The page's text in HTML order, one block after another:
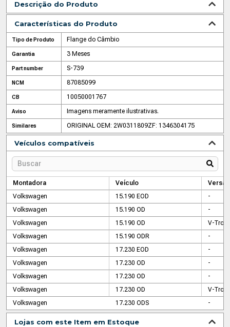
Descrição do Produto
Características do Produto
Tipo de Produto Flange do Câmbio
Garantia 3 Meses
Part number S-739
NCM 87085099
CB 10050001767
Aviso Imagens meramente ilustrativas.
Similares ORIGINAL OEM: 2W0311809ZF: 1346304175
Veículos compatíveis
Montadora Veículo
Versão
Volkswagen
15.190 EOD
-
Volkswagen
15.190 OD
-
Volkswagen
15.190 OD
V-
Volkswagen
15.190 ODR
-
Volkswagen
17.230 EOD
-
Volkswagen
17.230 OD
-
Volkswagen
17.230 OD
-
Volkswagen
17.230 OD
V-
Volkswagen
17.230 ODS -
Lojas com este Item em Estoque